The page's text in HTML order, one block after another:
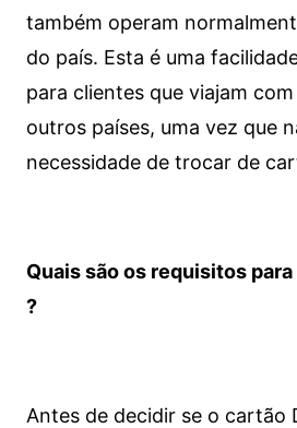
também operam
do país. Esta é uma
para clientes que viajam
outros países, uma vez que
necessidade de trocar de
Quais são os requisitos
?
Antes de decidir se o cartão